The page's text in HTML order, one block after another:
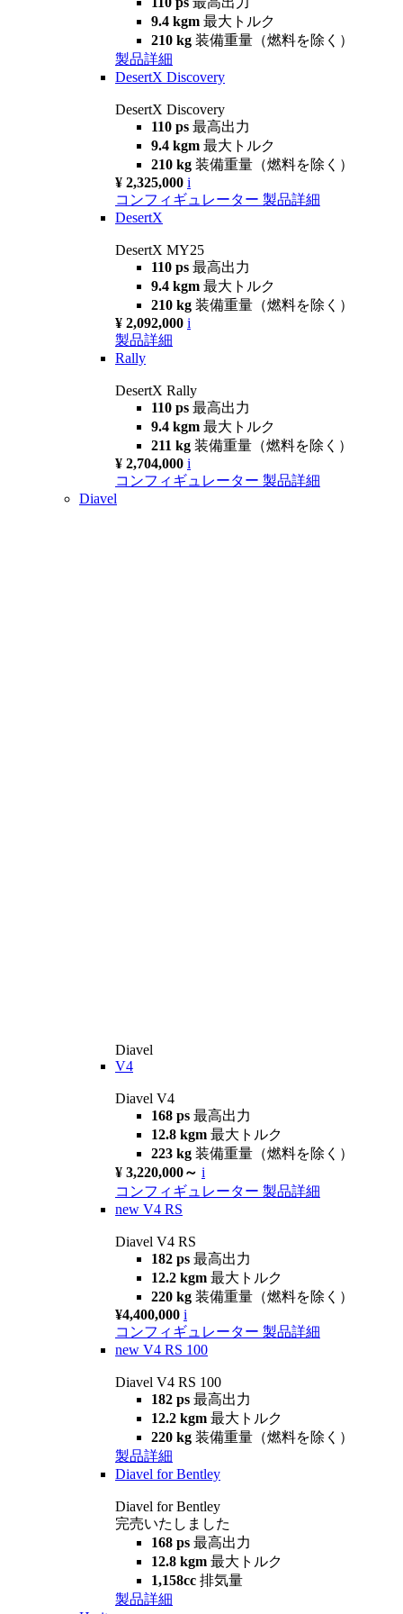
9.4 kgm 最大トルク
210 kg 装備重量（燃料を除く）
製品詳細
DesertX Discovery
DesertX Discovery
110 ps 最高出力
9.4 kgm 最大トルク
210 kg 装備重量（燃料を除く）
¥ 2,325,000 i
コンフィギュレーター 製品詳細
DesertX
DesertX MY25
110 ps 最高出力
9.4 kgm 最大トルク
210 kg 装備重量（燃料を除く）
¥ 2,092,000 i
製品詳細
Rally
DesertX Rally
110 ps 最高出力
9.4 kgm 最大トルク
211 kg 装備重量（燃料を除く）
¥ 2,704,000 i
コンフィギュレーター 製品詳細
Diavel
Diavel
V4
Diavel V4
168 ps 最高出力
12.8 kgm 最大トルク
223 kg 装備重量（燃料を除く）
¥ 3,220,000～ i
コンフィギュレーター 製品詳細
new V4 RS
Diavel V4 RS
182 ps 最高出力
12.2 kgm 最大トルク
220 kg 装備重量（燃料を除く）
¥4,400,000 i
コンフィギュレーター 製品詳細
new V4 RS 100
Diavel V4 RS 100
182 ps 最高出力
12.2 kgm 最大トルク
220 kg 装備重量（燃料を除く）
製品詳細
Diavel for Bentley
Diavel for Bentley
完売いたしました
168 ps 最高出力
12.8 kgm 最大トルク
1,158cc 排気量
製品詳細